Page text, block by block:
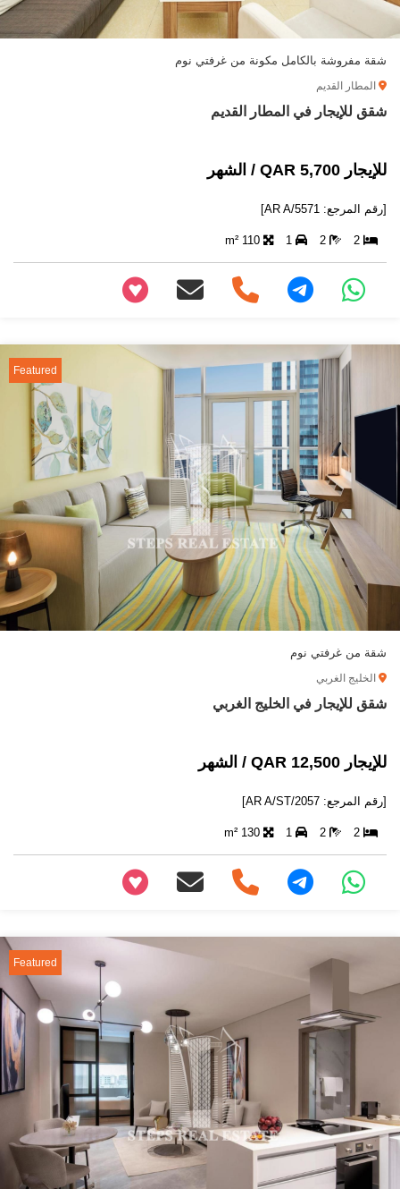
شقة مفروشة بالكامل مكونة من غرفتي نوم
المطار القديم
شقق للإيجار في المطار القديم
للإيجار 5,700 QAR / الشهر
[رقم المرجع: AR A/5571]
2
2
1
110 m²
Featured
شقة من غرفتي نوم
الخليج الغربي
شقق للإيجار في الخليج الغربي
للإيجار 12,500 QAR / الشهر
[رقم المرجع: AR A/ST/2057]
2
2
1
130 m²
Featured